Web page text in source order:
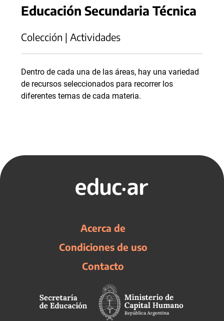
Educación Secundaria Técnica
Colección | Actividades
Dentro de cada una de las áreas, hay una variedad
de recursos seleccionados para recorrer los
diferentes temas de cada materia.
Acerca de
Condiciones de uso
Contacto